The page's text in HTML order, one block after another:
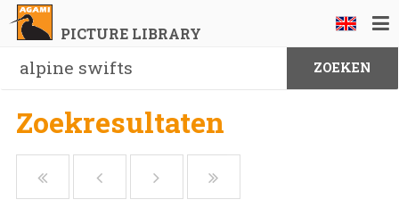
PICTURE LIBRARY
Zoekresultaten